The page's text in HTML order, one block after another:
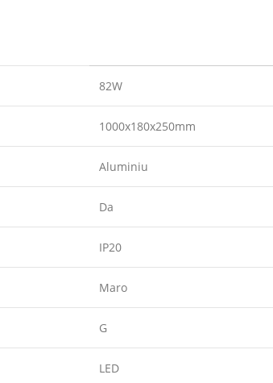
82W
1000x180x250mm
Aluminiu
Da
IP20
Maro
G
LED